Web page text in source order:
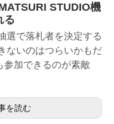
STUDIO機
る
選で落札者を決定する
ないのはつらいかもだ
参加できるのが素敵
を読む